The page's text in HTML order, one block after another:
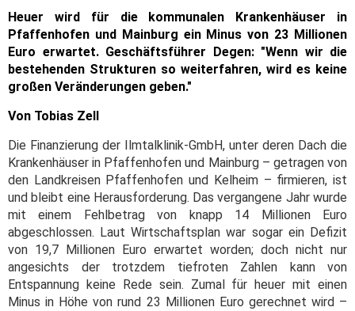
Heuer wird für die kommunalen Krankenhäuser in
Pfaffenhofen und Mainburg ein Minus von 23 Millionen
Euro erwartet. Geschäftsführer Degen: "Wenn wir die
bestehenden Strukturen so weiterfahren, wird es keine
großen Veränderungen geben."
Von Tobias Zell
Die Finanzierung der Ilmtalklinik-GmbH, unter deren Dach die
Krankenhäuser in Pfaffenhofen und Mainburg – getragen von
den Landkreisen Pfaffenhofen und Kelheim – firmieren, ist
und bleibt eine Herausforderung. Das vergangene Jahr wurde
mit einem Fehlbetrag von knapp 14 Millionen Euro
abgeschlossen. Laut Wirtschaftsplan war sogar ein Defizit
von 19,7 Millionen Euro erwartet worden; doch nicht nur
angesichts der trotzdem tiefroten Zahlen kann von
Entspannung keine Rede sein. Zumal für heuer mit einen
Minus in Höhe von rund 23 Millionen Euro gerechnet wird –